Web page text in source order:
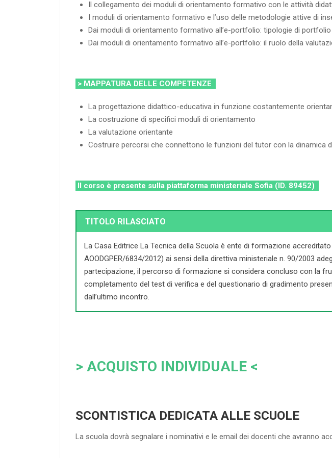
Il collegamento dei moduli di orientamento formativo con le attività
I moduli di orientamento formativo e l’uso delle metodologie attive di
Dai moduli di orientamento formativo all’e-portfolio: tipologie di
Dai moduli di orientamento formativo all’e-portfolio: il ruolo della
> MAPPATURA DELLE COMPETENZE
La progettazione didattico-educativa in funzione costantemente
La costruzione di specifici moduli di orientamento
La valutazione orientante
Costruire percorsi che connettono le funzioni del tutor con la dinamica
Il corso è presente sulla piattaforma ministeriale Sofia (ID. 89452)
TITOLO RILASCIATO
La Casa Editrice La Tecnica della Scuola è ente di formazione
AOODGPER/6834/2012) ai sensi della direttiva ministeriale n. 90/2003
partecipazione, il percorso di formazione si considera concluso con la
completamento del test di verifica e del questionario di gradimento
dall’ultimo incontro.
> ACQUISTO INDIVIDUALE <
SCONTISTICA DEDICATA ALLE SCUOLE
La scuola dovrà segnalare i nominativi e le email dei docenti che avranno